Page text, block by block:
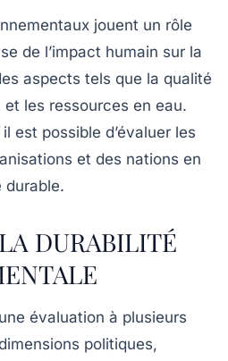
jouent un rôle
de l’impact humain sur la
aspects tels que la qualité
et les ressources en eau.
est possible d’évaluer les
et des nations en
durable.
DURABILITÉ
évaluation à plusieurs
politiques,